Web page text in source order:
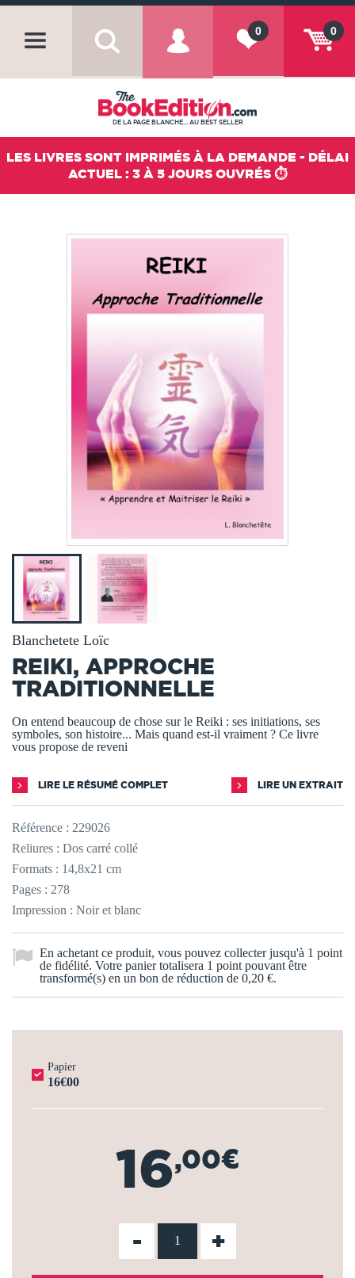
0
0
DE LA PAGE BLANCHE... AU BEST SELLER
LES LIVRES SONT IMPRIMÉS À LA DEMANDE - DÉLAI
ACTUEL : 3 À 5 JOURS OUVRÉS ⏱️
Blanchetete Loïc
REIKI, APPROCHE
TRADITIONNELLE
On entend beaucoup de chose sur le Reiki : ses initiations, ses
symboles, son histoire... Mais quand est-il vraiment ? Ce livre
vous propose de reveni
LIRE LE RÉSUMÉ COMPLET LIRE UN EXTRAIT
Référence : 229026
Reliures : Dos carré collé
Formats : 14,8x21 cm
Pages : 278
Impression : Noir et blanc
En achetant ce produit, vous pouvez collecter jusqu'à 1 point
de fidélité. Votre panier totalisera 1 point pouvant être
transformé(s) en un bon de réduction de 0,20 €.
Papier
16€00
16,00€
- +